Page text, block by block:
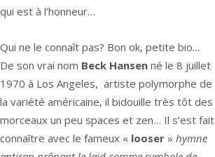
qui est à l’honneur…
Qui ne le connaît pas? Bon ok, petite bio…
De son vrai nom Beck Hansen né le 8 juillet
1970 à Los Angeles, artiste polymorphe de
la variété américaine, il bidouille très tôt des
morceaux un peu spaces et zen… Il s’est fait
connaître avec le fameux « looser » hymne